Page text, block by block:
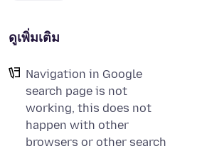
ดูเพิ่มเติม
Navigation in Google
search page is not
working, this does not
happen with other
browsers or other search